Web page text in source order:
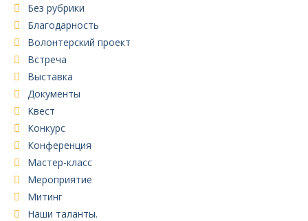
Без рубрики
Благодарность
Волонтерский проект
Встреча
Выставка
Документы
Квест
Конкурс
Конференция
Мастер-класс
Мероприятие
Митинг
Наши таланты.